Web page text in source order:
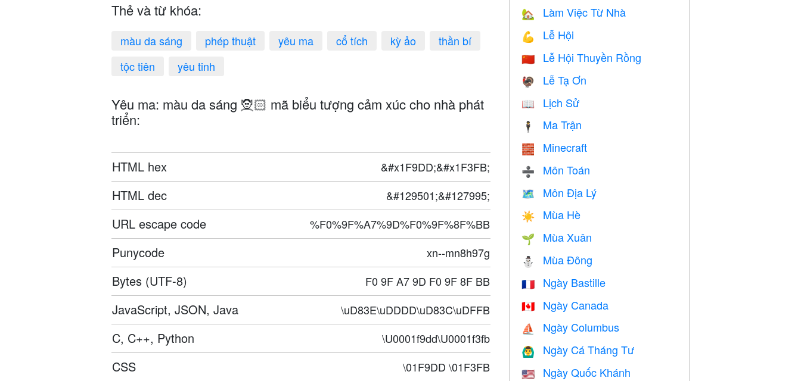
Thẻ và từ khóa:
màu da sáng phép thuật yêu ma cổ tích kỳ ảo
thần bí
tộc tiên
yêu tinh
Yêu ma: màu da sáng 🧝🏻 mã biểu tượng cảm xúc cho nhà phát
triển:
HTML hex &#x1F9DD;&#x1F3FB;
HTML dec &#129501;&#127995;
URL escape code %F0%9F%A7%9D%F0%9F%8F%BB
Punycode xn--mn8h97g
Bytes (UTF-8) F0 9F A7 9D F0 9F 8F BB
JavaScript, JSON, Java \uD83E\uDDDD\uD83C\uDFFB
C, C++, Python \U0001f9dd\U0001f3fb
CSS \01F9DD \01F3FB
🏡 Làm Việc Từ Nhà
💪 Lễ Hội
🇨🇳 Lễ Hội Thuyền Rồng
🦃 Lễ Tạ Ơn
📖 Lịch Sử
🕴️ Ma Trận
🧱 Minecraft
➗ Môn Toán
🗺 Môn Địa Lý
☀️ Mùa Hè
🌱 Mùa Xuân
⛄ Mùa Đông
🇫🇷 Ngày Bastille
🇨🇦 Ngày Canada
⛵️ Ngày Columbus
🙆‍♂️ Ngày Cá Tháng Tư
🇺🇸 Ngày Quốc Khánh